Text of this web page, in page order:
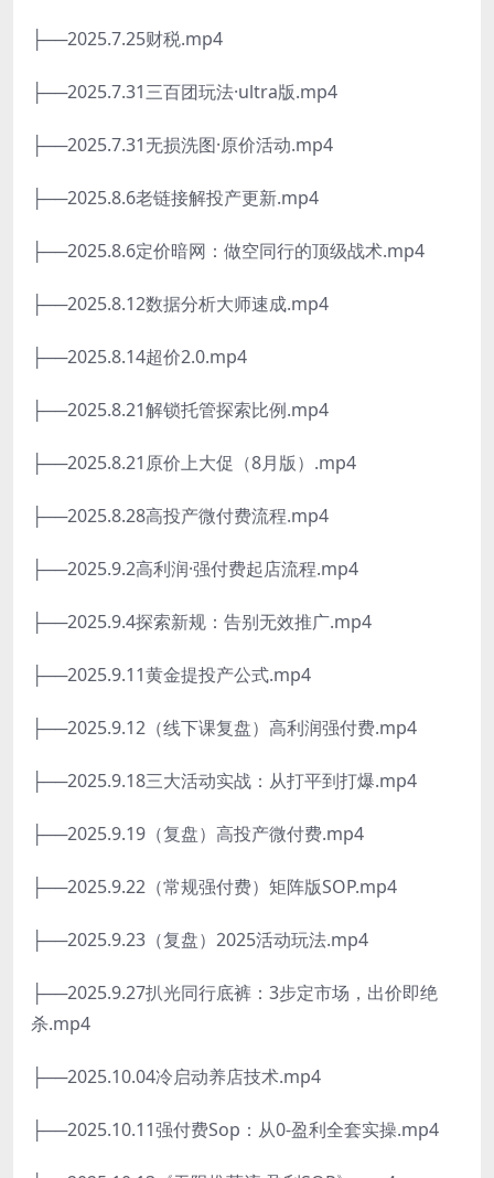
├──2025.7.25财税.mp4
├──2025.7.31三百团玩法·ultra版.mp4
├──2025.7.31无损洗图·原价活动.mp4
├──2025.8.6老链接解投产更新.mp4
├──2025.8.6定价暗网：做空同行的顶级战术.mp4
├──2025.8.12数据分析大师速成.mp4
├──2025.8.14超价2.0.mp4
├──2025.8.21解锁托管探索比例.mp4
├──2025.8.21原价上大促（8月版）.mp4
├──2025.8.28高投产微付费流程.mp4
├──2025.9.2高利润·强付费起店流程.mp4
├──2025.9.4探索新规：告别无效推广.mp4
├──2025.9.11黄金提投产公式.mp4
├──2025.9.12（线下课复盘）高利润强付费.mp4
├──2025.9.18三大活动实战：从打平到打爆.mp4
├──2025.9.19（复盘）高投产微付费.mp4
├──2025.9.22（常规强付费）矩阵版SOP.mp4
├──2025.9.23（复盘）2025活动玩法.mp4
├──2025.9.27扒光同行底裤：3步定市场，出价即绝
杀.mp4
├──2025.10.04冷启动养店技术.mp4
├──2025.10.11强付费Sop：从0-盈利全套实操.mp4